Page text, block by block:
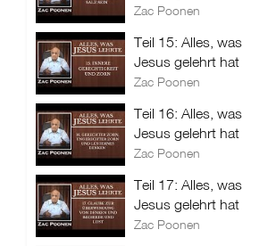
Zac Poonen
Teil 15: Alles, was
Jesus gelehrt hat
Zac Poonen
Teil 16: Alles, was
Jesus gelehrt hat
Zac Poonen
Teil 17: Alles, was
Jesus gelehrt hat
Zac Poonen